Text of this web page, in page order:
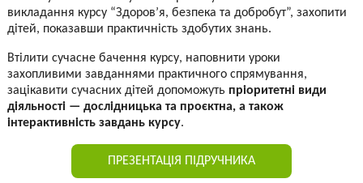
викладання курсу “Здоров’я, безпека та добробут”, захопити
дітей, показавши практичність здобутих знань.
Втілити сучасне бачення курсу, наповнити уроки
захопливими завданнями практичного спрямування,
зацікавити сучасних дітей допоможуть пріоритетні види
діяльності — дослідницька та проєктна, а також
інтерактивність завдань курсу.
ПРЕЗЕНТАЦІЯ ПІДРУЧНИКА